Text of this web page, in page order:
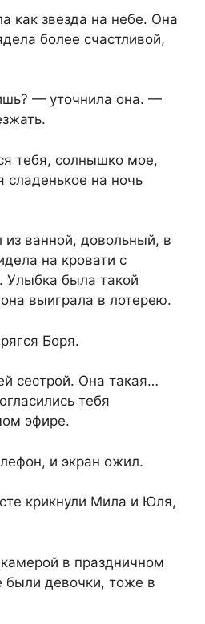
звезда на небе. Она
более счастливой,
— уточнила она. —
тебя, солнышко мое,
на ночь
ванной, довольный, в
на кровати с
Улыбка была такой
выиграла в лотерею.
Боря.
сестрой. Она такая…
тебя
эфире.
и экран ожил.
крикнули Мила и Юля,
в праздничном
были девочки, тоже в